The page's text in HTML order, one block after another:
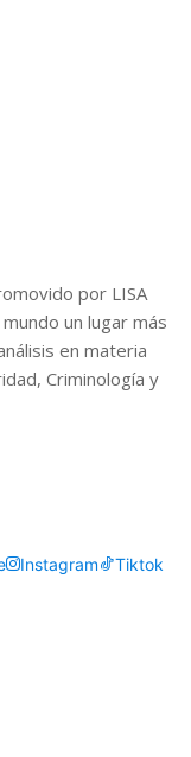
por LISA
un lugar más
en materia
Criminología y
Instagram
Tiktok